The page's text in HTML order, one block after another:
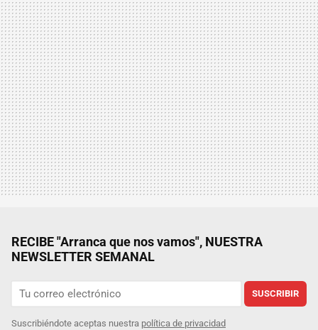
RECIBE "Arranca que nos vamos", NUESTRA
NEWSLETTER SEMANAL
SUSCRIBIR
Suscribiéndote aceptas nuestra política de privacidad